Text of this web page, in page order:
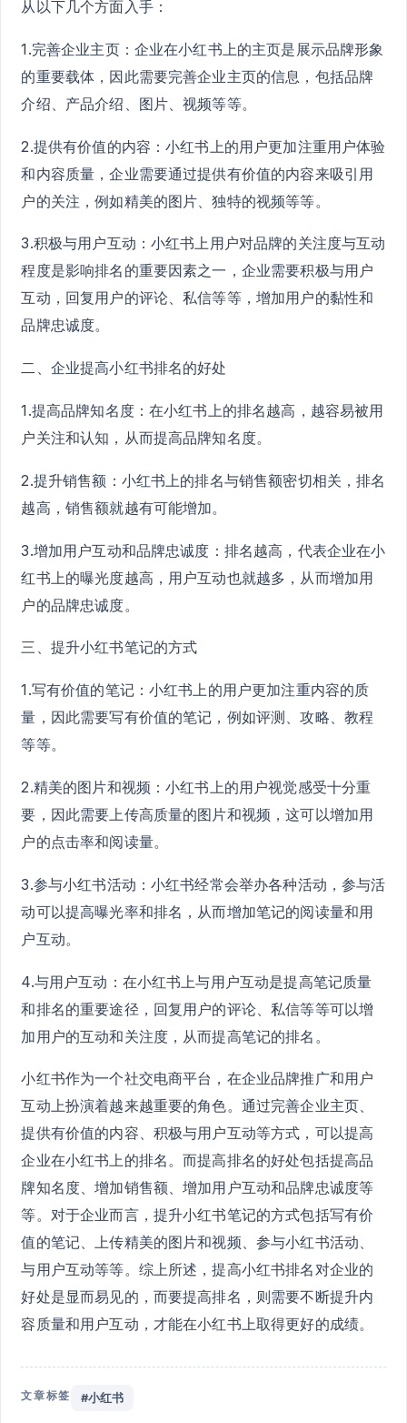
从以下几个方面入手：
1.完善企业主页：企业在小红书上的主页是展示品牌形象
的重要载体，因此需要完善企业主页的信息，包括品牌
介绍、产品介绍、图片、视频等等。
2.提供有价值的内容：小红书上的用户更加注重用户体验
和内容质量，企业需要通过提供有价值的内容来吸引用
户的关注，例如精美的图片、独特的视频等等。
3.积极与用户互动：小红书上用户对品牌的关注度与互动
程度是影响排名的重要因素之一，企业需要积极与用户
互动，回复用户的评论、私信等等，增加用户的黏性和
品牌忠诚度。
二、企业提高小红书排名的好处
1.提高品牌知名度：在小红书上的排名越高，越容易被用
户关注和认知，从而提高品牌知名度。
2.提升销售额：小红书上的排名与销售额密切相关，排名
越高，销售额就越有可能增加。
3.增加用户互动和品牌忠诚度：排名越高，代表企业在小
红书上的曝光度越高，用户互动也就越多，从而增加用
户的品牌忠诚度。
三、提升小红书笔记的方式
1.写有价值的笔记：小红书上的用户更加注重内容的质
量，因此需要写有价值的笔记，例如评测、攻略、教程
等等。
2.精美的图片和视频：小红书上的用户视觉感受十分重
要，因此需要上传高质量的图片和视频，这可以增加用
户的点击率和阅读量。
3.参与小红书活动：小红书经常会举办各种活动，参与活
动可以提高曝光率和排名，从而增加笔记的阅读量和用
户互动。
4.与用户互动：在小红书上与用户互动是提高笔记质量
和排名的重要途径，回复用户的评论、私信等等可以增
加用户的互动和关注度，从而提高笔记的排名。
小红书作为一个社交电商平台，在企业品牌推广和用户
互动上扮演着越来越重要的角色。通过完善企业主页、
提供有价值的内容、积极与用户互动等方式，可以提高
企业在小红书上的排名。而提高排名的好处包括提高品
牌知名度、增加销售额、增加用户互动和品牌忠诚度等
等。对于企业而言，提升小红书笔记的方式包括写有价
值的笔记、上传精美的图片和视频、参与小红书活动、
与用户互动等等。综上所述，提高小红书排名对企业的
好处是显而易见的，而要提高排名，则需要不断提升内
容质量和用户互动，才能在小红书上取得更好的成绩。
文章标签 #小红书